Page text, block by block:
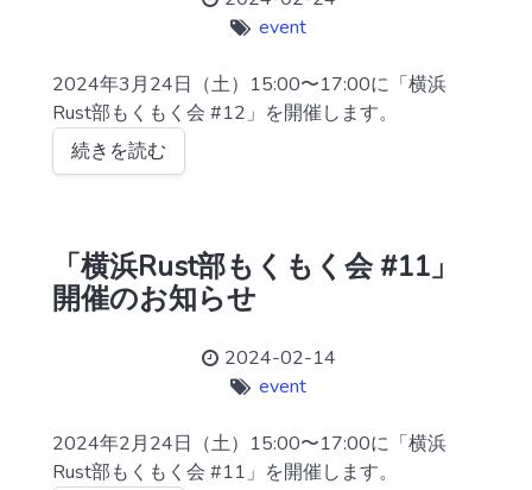
event
2024年3月24日（土）15:00〜17:00に「横浜
Rust部もくもく会 #12」を開催します。
続きを読む
「横浜Rust部もくもく会 #11」
開催のお知らせ
2024-02-14
event
2024年2月24日（土）15:00〜17:00に「横浜
Rust部もくもく会 #11」を開催します。